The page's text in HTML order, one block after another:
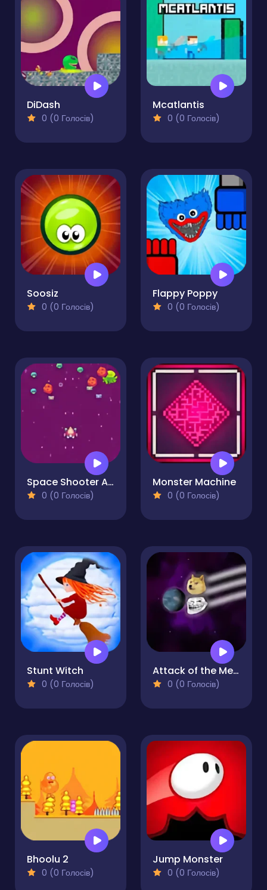
DiDash
0 (0 Голосів)
Mcatlantis
0 (0 Голосів)
Soosiz
0 (0 Голосів)
Flappy Poppy
0 (0 Голосів)
Space Shooter Alien
0 (0 Голосів)
Monster Machine
0 (0 Голосів)
Stunt Witch
0 (0 Голосів)
Attack of the Memes
0 (0 Голосів)
Bhoolu 2
0 (0 Голосів)
Jump Monster
0 (0 Голосів)